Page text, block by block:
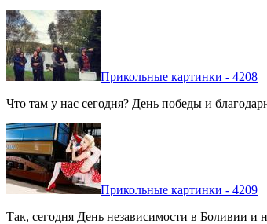
Прикольные картинки - 4208
Что там у нас сегодня? День победы и
Прикольные картинки - 4209
Так, сегодня День независимости в Боливии и